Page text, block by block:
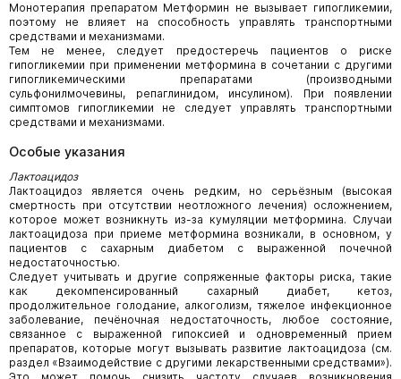
Монотерапия препаратом Метформин не вызывает гипогликемии,
поэтому не влияет на способность управлять транспортными
средствами и механизмами.
Тем не менее, следует предостеречь пациентов о риске
гипогликемии при применении метформина в сочетании с другими
гипогликемическими препаратами (производными
сульфонилмочевины, репаглинидом, инсулином). При появлении
симптомов гипогликемии не следует управлять транспортными
средствами и механизмами.
Особые указания
Лактоацидоз
Лактоацидоз является очень редким, но серьёзным (высокая
смертность при отсутствии неотложного лечения) осложнением,
которое может возникнуть из-за кумуляции метформина. Случаи
лактоацидоза при приеме метформина возникали, в основном, у
пациентов с сахарным диабетом с выраженной почечной
недостаточностью.
Следует учитывать и другие сопряженные факторы риска, такие
как декомпенсированный сахарный диабет, кетоз,
продолжительное голодание, алкоголизм, тяжелое инфекционное
заболевание, печёночная недостаточность, любое состояние,
связанное с выраженной гипоксией и одновременный прием
препаратов, которые могут вызывать развитие лактоацидоза (см.
раздел «Взаимодействие с другими лекарственными средствами»).